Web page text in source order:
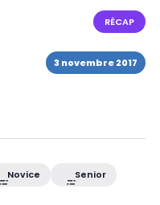
RÉCAP
3 novembre 2017
Novice Senior